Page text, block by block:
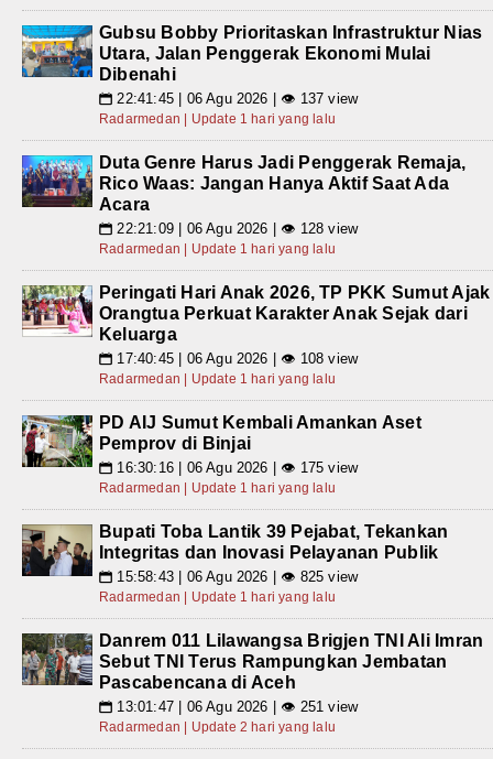
Gubsu Bobby Prioritaskan Infrastruktur Nias
Utara, Jalan Penggerak Ekonomi Mulai
Dibenahi
📅 22:41:45 | 06 Agu 2026 | 👁 137 view
Radarmedan | Update 1 hari yang lalu
Duta Genre Harus Jadi Penggerak Remaja,
Rico Waas: Jangan Hanya Aktif Saat Ada
Acara
📅 22:21:09 | 06 Agu 2026 | 👁 128 view
Radarmedan | Update 1 hari yang lalu
Peringati Hari Anak 2026, TP PKK Sumut Ajak
Orangtua Perkuat Karakter Anak Sejak dari
Keluarga
📅 17:40:45 | 06 Agu 2026 | 👁 108 view
Radarmedan | Update 1 hari yang lalu
PD AIJ Sumut Kembali Amankan Aset
Pemprov di Binjai
📅 16:30:16 | 06 Agu 2026 | 👁 175 view
Radarmedan | Update 1 hari yang lalu
Bupati Toba Lantik 39 Pejabat, Tekankan
Integritas dan Inovasi Pelayanan Publik
📅 15:58:43 | 06 Agu 2026 | 👁 825 view
Radarmedan | Update 1 hari yang lalu
Danrem 011 Lilawangsa Brigjen TNI Ali Imran
Sebut TNI Terus Rampungkan Jembatan
Pascabencana di Aceh
📅 13:01:47 | 06 Agu 2026 | 👁 251 view
Radarmedan | Update 2 hari yang lalu